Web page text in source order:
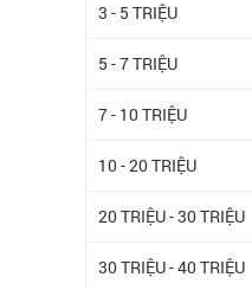
3 - 5 TRIỆU
5 - 7 TRIỆU
7 - 10 TRIỆU
10 - 20 TRIỆU
20 TRIỆU - 30 TRIỆU
30 TRIỆU - 40 TRIỆU